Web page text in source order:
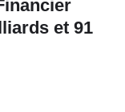
et 91